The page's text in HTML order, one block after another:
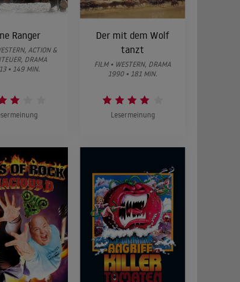
Ranger
ACTION &
DRAMA
• 149 MIN.
Der mit dem Wolf
tanzt
FILM • WESTERN, DRAMA
1990 • 181 MIN.
Lesermeinung